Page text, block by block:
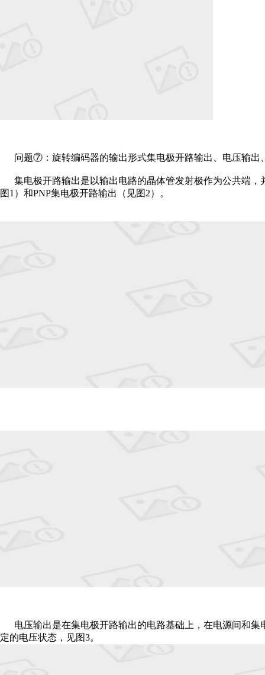
问题⑦：旋转编码器的输出形式集电极开路输出、电压输出
集电极开路输出是以输出电路的晶体管发射极作为公共端
图1）和PNP集电极开路输出（见图2）。
电压输出是在集电极开路输出的电路基础上，在电源间和
定的电压状态，见图3。